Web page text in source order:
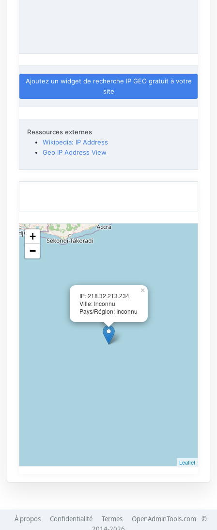
Ajoutez un widget de recherche IP GEO gratuit à votre
site
Ressources externes
Wikipedia: IP Address
Geo IP Address View
IP: 218.32.213.234
Ville: Inconnu
Pays/Région: Inconnu
×
+
−
Leaflet
À propos Confidentialité Termes OpenAdminTools.com
©